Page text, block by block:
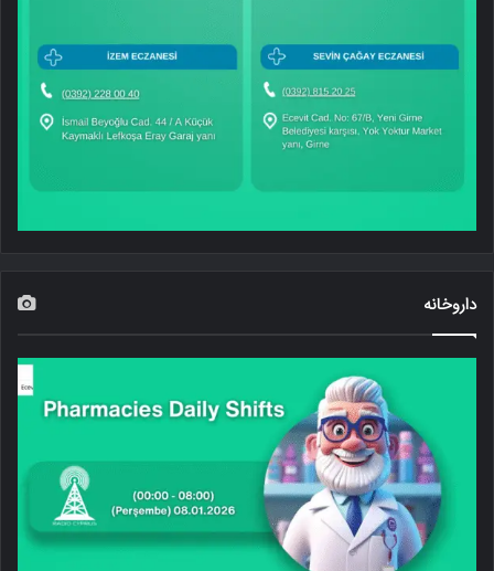
داروخانه